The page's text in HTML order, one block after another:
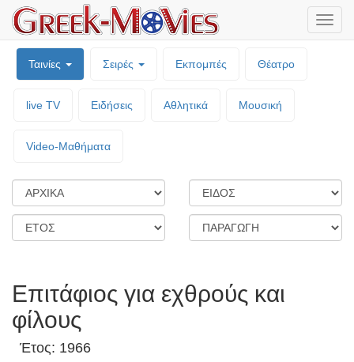
Ταινίες Σειρές Εκπομπές Θέατρο
live TV Ειδήσεις Αθλητικά Μουσική
Video-Mαθήματα
Επιτάφιος για εχθρούς και
φίλους
Έτος: 1966